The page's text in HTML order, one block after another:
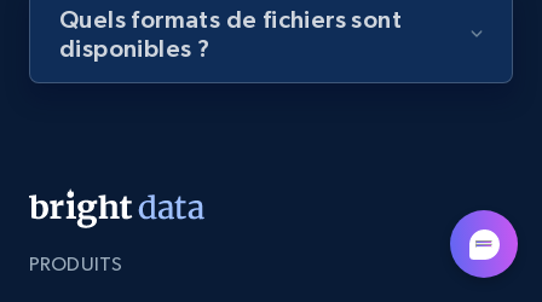
Lazada - Products - Discover products by
seller URL
991+ 164+
Quels formats de fichiers sont
disponibles ?
PRODUITS